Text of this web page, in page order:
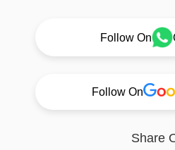
Follow On
Follow On
Share